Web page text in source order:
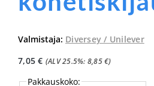
Valmistaja: Diversey / Unilever
7,05€ (ALV 25.5%: 8,85€)
Pakkauskoko: